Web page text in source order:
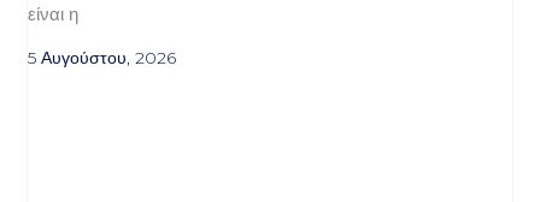
είναι η
5 Αυγούστου, 2026